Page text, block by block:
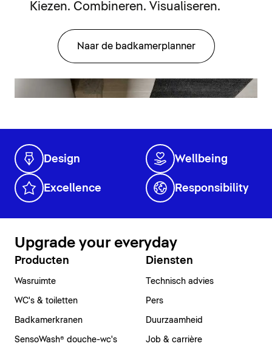
Kiezen. Combineren. Visualiseren.
Naar de badkamerplanner
Design Wellbeing
Excellence Responsibility
Upgrade your everyday
Producten
Wasruimte
WC's & toiletten
Badkamerkranen
SensoWash® douche-wc's
Diensten
Technisch advies
Pers
Duurzaamheid
Job & carrière